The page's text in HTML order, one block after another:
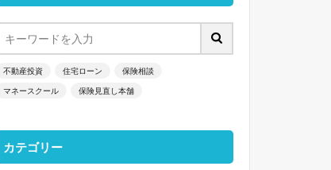
不動産投資 住宅ローン 保険相談
マネースクール 保険見直し本舗
カテゴリー